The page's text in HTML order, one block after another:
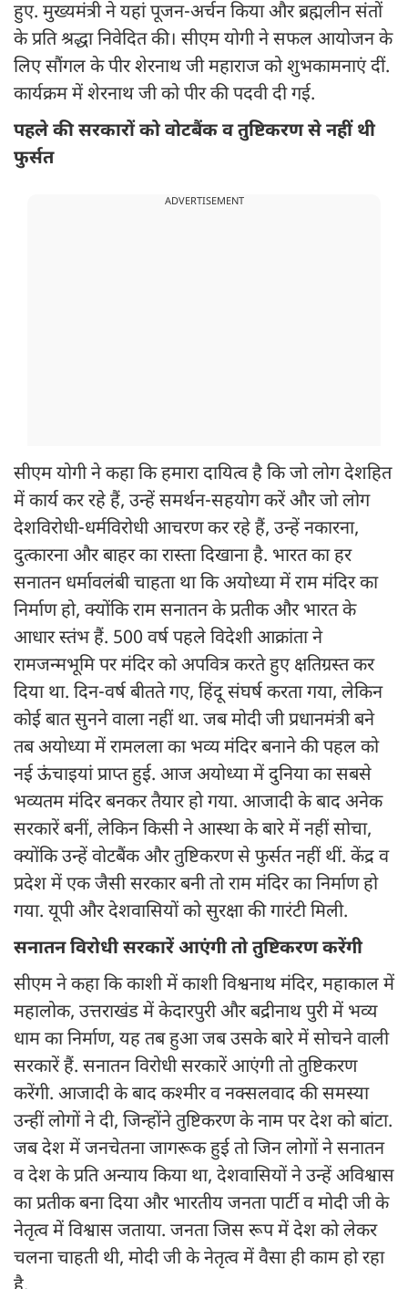
हुए. मुख्यमंत्री ने यहां पूजन-अर्चन किया और ब्रह्मलीन संतों
के प्रति श्रद्धा निवेदित की। सीएम योगी ने सफल आयोजन के
लिए सौंगल के पीर शेरनाथ जी महाराज को शुभकामनाएं दीं.
कार्यक्रम में शेरनाथ जी को पीर की पदवी दी गई.
पहले की सरकारों को वोटबैंक व तुष्टिकरण से नहीं थी
फुर्सत
ADVERTISEMENT
सीएम योगी ने कहा कि हमारा दायित्व है कि जो लोग देशहित
में कार्य कर रहे हैं, उन्हें समर्थन-सहयोग करें और जो लोग
देशविरोधी-धर्मविरोधी आचरण कर रहे हैं, उन्हें नकारना,
दुत्कारना और बाहर का रास्ता दिखाना है. भारत का हर
सनातन धर्मावलंबी चाहता था कि अयोध्या में राम मंदिर का
निर्माण हो, क्योंकि राम सनातन के प्रतीक और भारत के
आधार स्तंभ हैं. 500 वर्ष पहले विदेशी आक्रांता ने
रामजन्मभूमि पर मंदिर को अपवित्र करते हुए क्षतिग्रस्त कर
दिया था. दिन-वर्ष बीतते गए, हिंदू संघर्ष करता गया, लेकिन
कोई बात सुनने वाला नहीं था. जब मोदी जी प्रधानमंत्री बने
तब अयोध्या में रामलला का भव्य मंदिर बनाने की पहल को
नई ऊंचाइयां प्राप्त हुई. आज अयोध्या में दुनिया का सबसे
भव्यतम मंदिर बनकर तैयार हो गया. आजादी के बाद अनेक
सरकारें बनीं, लेकिन किसी ने आस्था के बारे में नहीं सोचा,
क्योंकि उन्हें वोटबैंक और तुष्टिकरण से फुर्सत नहीं थीं. केंद्र व
प्रदेश में एक जैसी सरकार बनी तो राम मंदिर का निर्माण हो
गया. यूपी और देशवासियों को सुरक्षा की गारंटी मिली.
सनातन विरोधी सरकारें आएंगी तो तुष्टिकरण करेंगी
सीएम ने कहा कि काशी में काशी विश्वनाथ मंदिर, महाकाल में
महालोक, उत्तराखंड में केदारपुरी और बद्रीनाथ पुरी में भव्य
धाम का निर्माण, यह तब हुआ जब उसके बारे में सोचने वाली
सरकारें हैं. सनातन विरोधी सरकारें आएंगी तो तुष्टिकरण
करेंगी. आजादी के बाद कश्मीर व नक्सलवाद की समस्या
उन्हीं लोगों ने दी, जिन्होंने तुष्टिकरण के नाम पर देश को बांटा.
जब देश में जनचेतना जागरूक हुई तो जिन लोगों ने सनातन
व देश के प्रति अन्याय किया था, देशवासियों ने उन्हें अविश्वास
का प्रतीक बना दिया और भारतीय जनता पार्टी व मोदी जी के
नेतृत्व में विश्वास जताया. जनता जिस रूप में देश को लेकर
चलना चाहती थी, मोदी जी के नेतृत्व में वैसा ही काम हो रहा